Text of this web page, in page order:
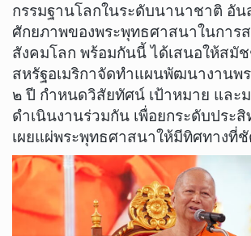
กรรมฐานโลกในระดับนานาชาติ อัน
ศักยภาพของพระพุทธศาสนาในการ
สังคมโลก พร้อมกันนี้ ได้เสนอให้สมั
สหรัฐอเมริกาจัดทำแผนพัฒนางานพ
๒ ปี กำหนดวิสัยทัศน์ เป้าหมาย และ
ดำเนินงานร่วมกัน เพื่อยกระดับประ
เผยแผ่พระพุทธศาสนาให้มีทิศทางที่